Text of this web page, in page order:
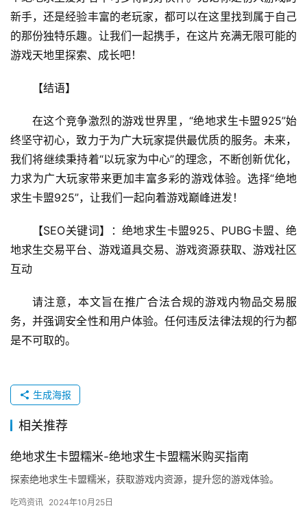
新手，还是经验丰富的老玩家，都可以在这里找到属于自己
的那份独特乐趣。让我们一起携手，在这片充满无限可能的
游戏天地里探索、成长吧！
【结语】
在这个竞争激烈的游戏世界里，“绝地求生卡盟925”始
终坚守初心，致力于为广大玩家提供最优质的服务。未来，
我们将继续秉持着“以玩家为中心”的理念，不断创新优化，
力求为广大玩家带来更加丰富多彩的游戏体验。选择“绝地
求生卡盟925”，让我们一起向着游戏巅峰进发！
【SEO关键词】：绝地求生卡盟925、PUBG卡盟、绝
地求生交易平台、游戏道具交易、游戏资源获取、游戏社区
互动
请注意，本文旨在推广合法合规的游戏内物品交易服
务，并强调安全性和用户体验。任何违反法律法规的行为都
是不可取的。
生成海报
相关推荐
绝地求生卡盟糯米-绝地求生卡盟糯米购买指南
探索绝地求生卡盟糯米，获取游戏内资源，提升您的游戏体验。
吃鸡资讯 2024年10月25日